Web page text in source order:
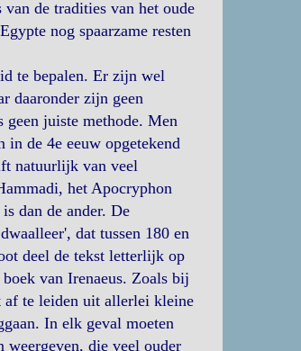
de tradities van het oude
nog spaarzame resten
te bepalen. Er zijn wel
daaronder zijn geen
geen juiste methode. Men
in de 4e eeuw opgetekend
natuurlijk van veel
het Apocryphon
dan de ander. De
dat tussen 180 en
deel de tekst letterlijk op
van Irenaeus. Zoals bij
af te leiden uit allerlei kleine
In elk geval moeten
weergeven, die veel ouder